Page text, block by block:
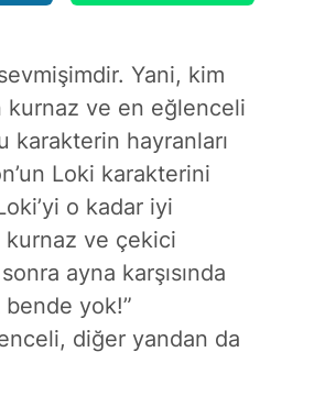
Yani, kim
kurnaz ve en eğlenceli
karakterin hayranları
Loki karakterini
o kadar iyi
ve çekici
ayna karşısında
bende yok!”
diğer yandan da